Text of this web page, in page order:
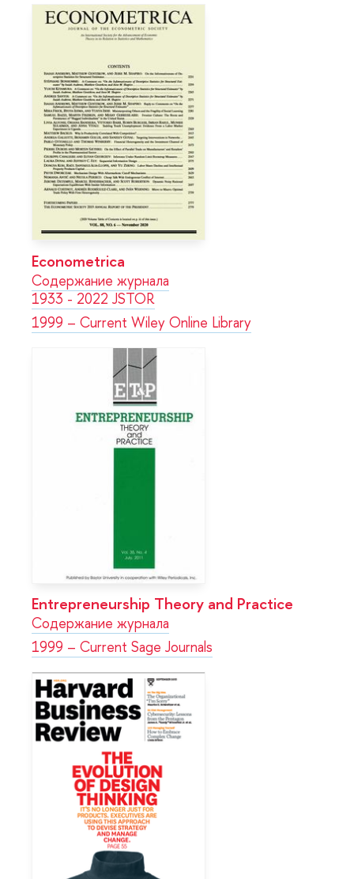
Econometrica
Содержание журнала
1933 - 2022 JSTOR
1999 – Current Wiley Online Library
Entrepreneurship Theory and Practice
Содержание журнала
1999 – Current Sage Journals